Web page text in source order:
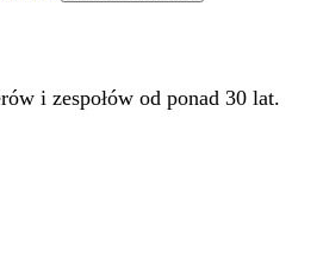
i zespołów od ponad 30 lat.